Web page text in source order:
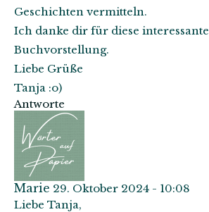
Geschichten vermitteln.
Ich danke dir für diese interessante
Buchvorstellung.
Liebe Grüße
Tanja :o)
Antworte
Marie 29. Oktober 2024 - 10:08
Liebe Tanja,